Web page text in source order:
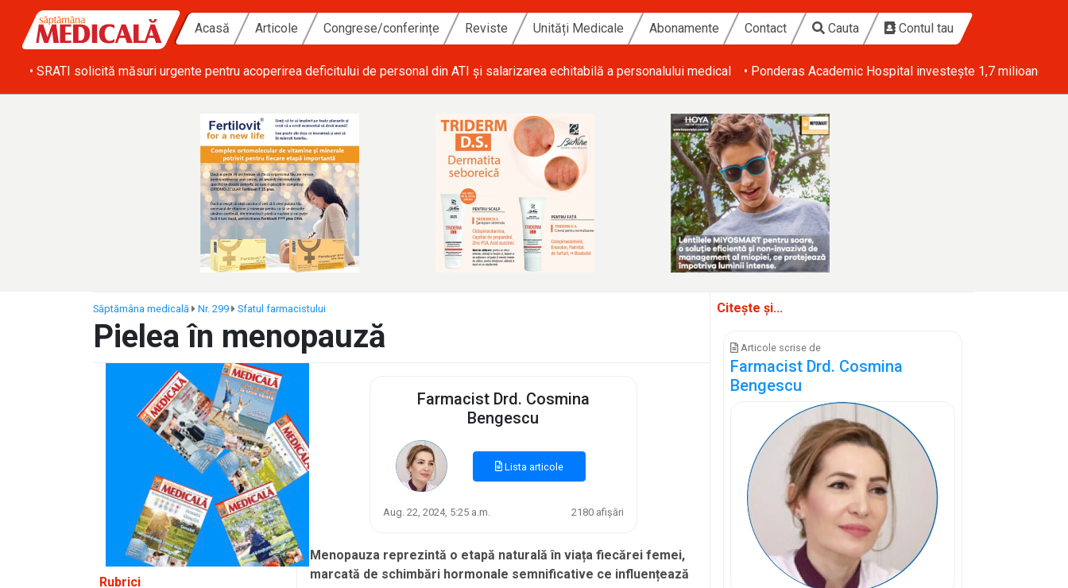
Acasă Articole Congrese/conferințe Reviste Unități Medicale Abonamente Contact Cauta Contul tau
• SRATI solicită măsuri urgente pentru acoperirea deficitului de personal din ATI și salarizarea echitabilă a personalului medical • Ponderas Academic Hospital investește 1,7 milioane
Săptămâna medicală Nr. 299 Sfatul farmacistului
Pielea în menopauză
Rubrici
Farmacist Drd. Cosmina
Bengescu
Lista articole
Aug. 22, 2024, 5:25 a.m. 2180 afișări
Menopauza reprezintă o etapă naturală în viața fiecărei femei,
marcată de schimbări hormonale semnificative ce influențează
Citește și...
Articole scrise de
Farmacist Drd. Cosmina
Bengescu